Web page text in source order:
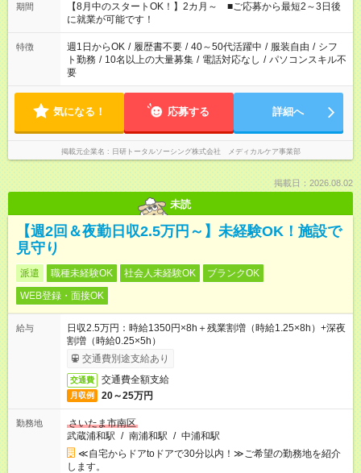
期間
【8月中のスタートOK！】2カ月～ ■ご応募から最短2～3日後
に就業が可能です！
特徴 週1日からOK / 履歴書不要 / 40～50代活躍中 / 服装自由 / シフ
ト勤務 / 10名以上の大量募集 / 電話対応なし / パソコンスキル不
要
気になる！ 応募する 詳細へ
掲載元企業名 日研トータルソーシング株式会社 メディカルケア事業部
掲載日：2026.08.02
未読
【週2回＆夜勤日収2.5万円～】未経験OK！施設で
見守り
派遣 職種未経験OK 社会人未経験OK
ブランクOK
WEB登録・面接OK
給与
日収2.5万円：時給1350円×8h＋残業割増（時給1.25×8h）+深夜
割増（時給0.25×5h）
交通費別途支給あり
交通費 交通費全額支給
月収例 20～25万円
勤務地
さいたま市南区
武蔵浦和駅 / 南浦和駅 / 中浦和駅
≪自宅からドアtoドアで30分以内！≫ご希望の勤務地を紹介
します。